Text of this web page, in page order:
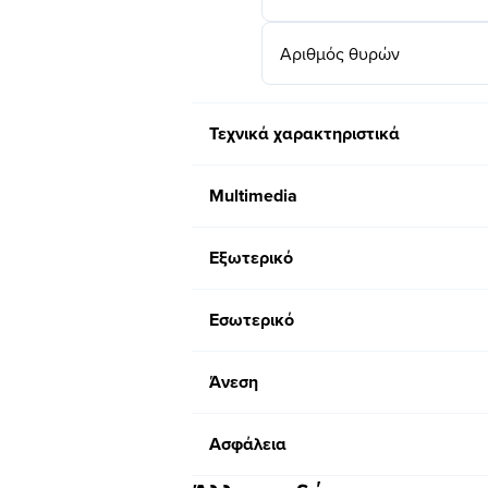
Αριθμός θυρών
Τεχνικά χαρακτηριστικά
Multimedia
Εξωτερικό
Εσωτερικό
Άνεση
Ασφάλεια